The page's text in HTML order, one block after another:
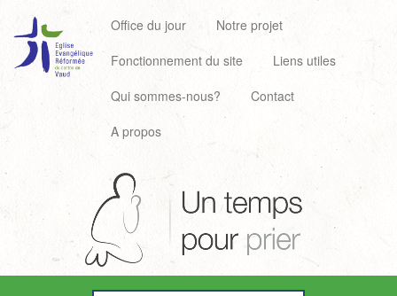
Office du jour
Notre projet
Fonctionnement du site
Liens utiles
Qui sommes-nous?
Contact
A propos